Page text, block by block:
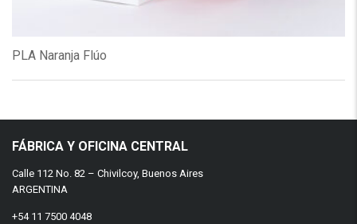
PLA Naranja Flúo
FÁBRICA Y OFICINA CENTRAL
Calle 112 No. 82 – Chivilcoy, Buenos Aires
ARGENTINA
+54 11 7500 4048